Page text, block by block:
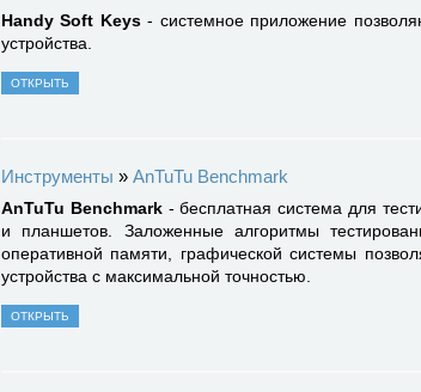
Handy Soft Keys- системное приложение
устройства.
ОТКРЫТЬ
Инструменты » AnTuTu Benchmark
AnTuTu Benchmark- бесплатная система для
и планшетов. Заложенные алгоритмы
оперативной памяти, графической системы
устройства с максимальной точностью.
ОТКРЫТЬ